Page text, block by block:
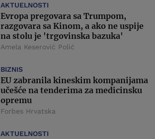
AKTUELNOSTI
Evropa pregovara sa Trumpom,
razgovara sa Kinom, a ako ne uspije
na stolu je 'trgovinska bazuka'
Amela Keserović Polić
BIZNIS
EU zabranila kineskim kompanijama
učešće na tenderima za medicinsku
opremu
Forbes Hrvatska
AKTUELNOSTI